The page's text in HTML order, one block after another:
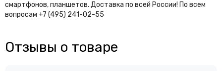
смартфонов, планшетов. Доставка по всей России! По всем
вопросам +7 (495) 241-02-55
Отзывы о товаре